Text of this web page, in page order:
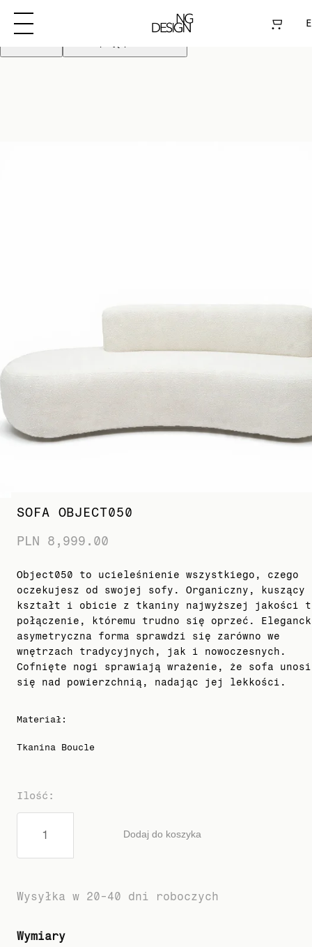
strony. Kontynuując akceptujesz pliki
SOFA OBJECT050
PLN 8,999.00
Object050 to ucieleśnienie wszystkiego, czego
oczekujesz od swojej sofy. Organiczny, kuszący
kształt i obicie z tkaniny najwyższej jakości
połączenie, któremu trudno się oprzeć.
asymetryczna forma sprawdzi się zarówno we
wnętrzach tradycyjnych, jak i nowoczesnych.
Cofnięte nogi sprawiają wrażenie, że sofa unosi
się nad powierzchnią, nadając jej lekkości.
Materiał :
Tkanina Boucle
Ilość :
Dodaj do koszyka
Wysyłka w 20-40 dni roboczych
Wymiary